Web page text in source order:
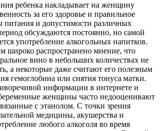
ребенка накладывает на женщину
за его здоровье и правильное
питания и допустимости различных
обсуждаются постоянно, но самой
употребление алкогольных напитков.
широко распространено мнение, что
вино в небольших количествах не
а некоторые даже считают его полезным
гемоглобина или снятия тонуса матки.
информации в интернете и
женщины часто недооценивают
с этанолом. С точки зрения
медицины, акушерства и
любого алкоголя во время